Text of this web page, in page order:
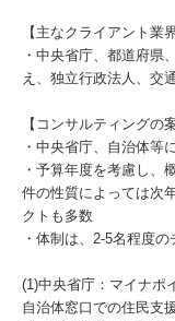
【主なクライアント業界
・中央省庁、都道府県
え、独立行政法人、交
【コンサルティングの
・中央省庁、自治体等
・予算年度を考慮し、
件の性質によっては次
クトも多数
・体制は、2-5名程度
(1)中央省庁：マイナポ
自治体窓口での住民支